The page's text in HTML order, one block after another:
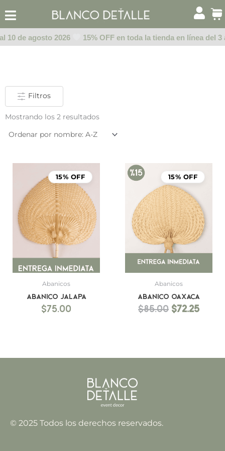
al
contenido
10 de agosto 2026 15% OFF en toda la tienda en línea del
Filtros
Mostrando los 2 resultados
15% OFF
Abanicos
Abanico Jalapa
$75.00
15% OFF
Abanicos
Abanico Oaxaca
$85.00
precio
original
era:
$85.00.
$72.25
El
es:
© 2025 Todos los derechos reservados.